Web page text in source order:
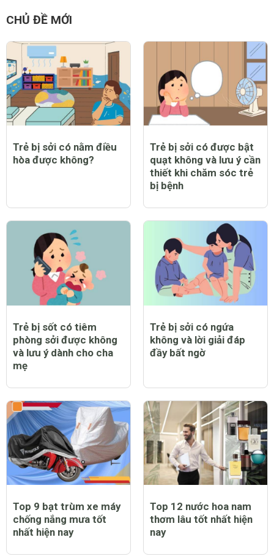
CHỦ ĐỀ MỚI
Trẻ bị sởi có nằm điều
hòa được không?
Trẻ bị sởi có được bật
quạt không và lưu ý cần
thiết khi chăm sóc trẻ
bị bệnh
Trẻ bị sốt có tiêm
phòng sởi được không
và lưu ý dành cho cha
mẹ
Trẻ bị sởi có ngứa
không và lời giải đáp
đầy bất ngờ
Top 9 bạt trùm xe máy
chống nắng mưa tốt
nhất hiện nay
Top 12 nước hoa nam
thơm lâu tốt nhất hiện
nay